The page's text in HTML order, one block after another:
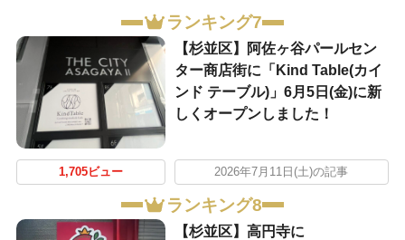
ランキング7
【杉並区】阿佐ヶ谷パールセン
ター商店街に「Kind Table(カイ
ンド テーブル)」6月5日(金)に新
しくオープンしました！
1,705ビュー 2026年7月11日(土)の記事
ランキング8
【杉並区】高円寺に